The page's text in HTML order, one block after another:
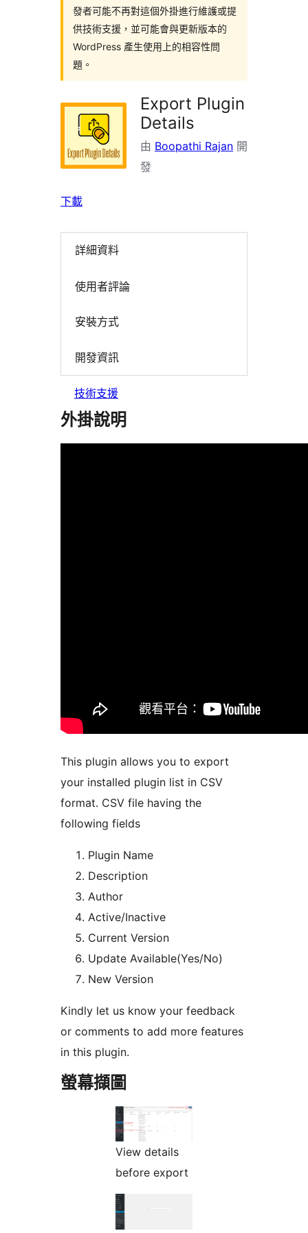
發者可能不再對這個外掛進行維護或提
供技術支援，並可能會與更新版本的
WordPress 產生使用上的相容性問
題。
Export Plugin
Details
由 Boopathi Rajan 開
發
下載
詳細資料
使用者評論
安裝方式
開發資訊
技術支援
外掛說明
This plugin allows you to export
your installed plugin list in CSV
format. CSV file having the
following fields
Plugin Name
Description
Author
Active/Inactive
Current Version
Update Available(Yes/No)
New Version
Kindly let us know your feedback
or comments to add more features
in this plugin.
螢幕擷圖
View details
before export